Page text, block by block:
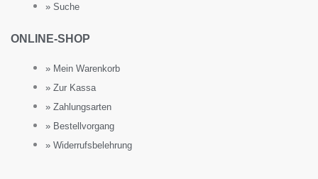
» Suche
ONLINE-SHOP
» Mein Warenkorb
» Zur Kassa
» Zahlungsarten
» Bestellvorgang
» Widerrufsbelehrung